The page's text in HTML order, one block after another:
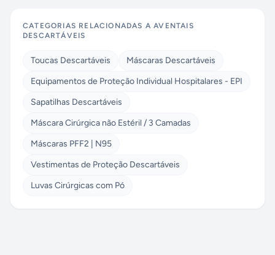
CATEGORIAS RELACIONADAS AAVENTAIS
DESCARTÁVEIS
Toucas Descartáveis
Máscaras Descartáveis
Equipamentos de Proteção Individual Hospitalares - EPI
Sapatilhas Descartáveis
Máscara Cirúrgica não Estéril / 3 Camadas
Máscaras PFF2 | N95
Vestimentas de Proteção Descartáveis
Luvas Cirúrgicas com Pó